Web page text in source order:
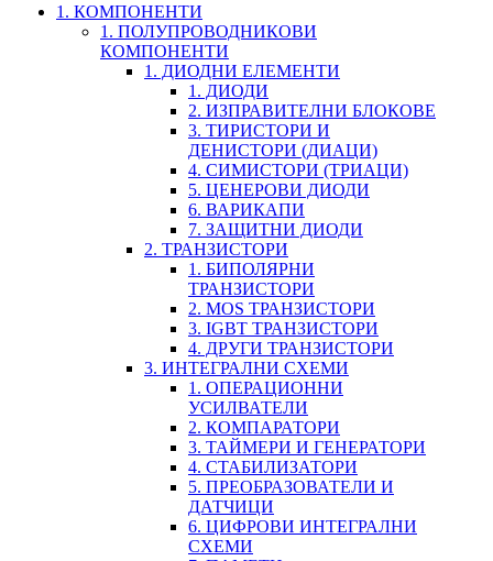
1. КОМПОНЕНТИ
1. ПОЛУПРОВОДНИКОВИ
КОМПОНЕНТИ
1. ДИОДНИ ЕЛЕМЕНТИ
1. ДИОДИ
2. ИЗПРАВИТЕЛНИ БЛОКОВЕ
3. ТИРИСТОРИ И
ДЕНИСТОРИ (ДИАЦИ)
4. СИМИСТОРИ (ТРИАЦИ)
5. ЦЕНЕРОВИ ДИОДИ
6. ВАРИКАПИ
7. ЗАЩИТНИ ДИОДИ
2. ТРАНЗИСТОРИ
1. БИПОЛЯРНИ
ТРАНЗИСТОРИ
2. MOS ТРАНЗИСТОРИ
3. IGBT ТРАНЗИСТОРИ
4. ДРУГИ ТРАНЗИСТОРИ
3. ИНТЕГРАЛНИ СХЕМИ
1. ОПЕРАЦИОННИ
УСИЛВАТЕЛИ
2. КОМПАРАТОРИ
3. ТАЙМЕРИ И ГЕНЕРАТОРИ
4. СТАБИЛИЗАТОРИ
5. ПРЕОБРАЗОВАТЕЛИ И
ДАТЧИЦИ
6. ЦИФРОВИ ИНТЕГРАЛНИ
СХЕМИ